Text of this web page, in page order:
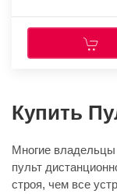
Купить
Многие владельцы
пульт
строя, чем все